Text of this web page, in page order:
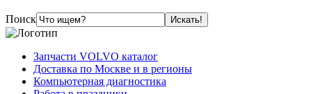
Поиск
Запчасти VOLVO каталог
Доставка по Москве и в регионы
Компьютерная диагностика